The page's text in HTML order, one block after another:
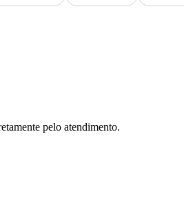
pelo atendimento.